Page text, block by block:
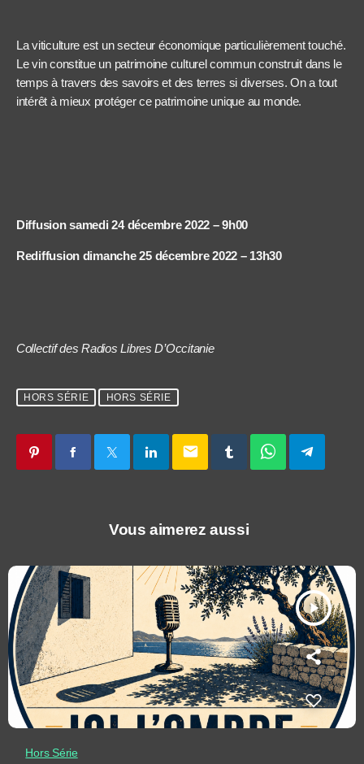
La viticulture est un secteur économique particulièrement touché.
Le vin constitue un patrimoine culturel commun construit dans le
temps à travers des savoirs et des terres si diverses. On a tout
intérêt à mieux protéger ce patrimoine unique au monde.
Diffusion samedi 24 décembre 2022 – 9h00
Rediffusion dimanche 25 décembre 2022 – 13h30
Collectif des Radios Libres D’Occitanie
HORS SÉRIE HORS SÉRIE
email
Vous aimerez aussi
play_arrow
Hors Série